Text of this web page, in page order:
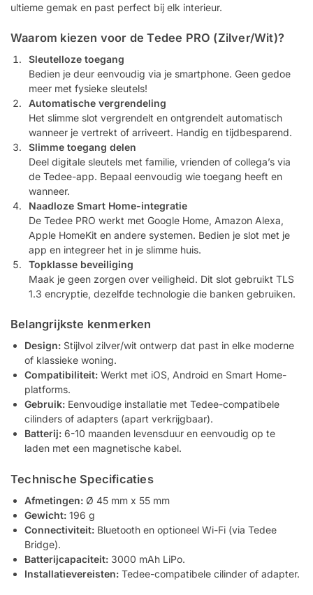
ultieme gemak en past perfect bij elk interieur.
Waarom kiezen voor de Tedee PRO (Zilver/Wit)?
Sleutelloze toegang
Bedien je deur eenvoudig via je smartphone. Geen gedoe
meer met fysieke sleutels!
Automatische vergrendeling
Het slimme slot vergrendelt en ontgrendelt automatisch
wanneer je vertrekt of arriveert. Handig en tijdbesparend.
Slimme toegang delen
Deel digitale sleutels met familie, vrienden of collega’s via
de Tedee-app. Bepaal eenvoudig wie toegang heeft en
wanneer.
Naadloze Smart Home-integratie
De Tedee PRO werkt met Google Home, Amazon Alexa,
Apple HomeKit en andere systemen. Bedien je slot met je
app en integreer het in je slimme huis.
Topklasse beveiliging
Maak je geen zorgen over veiligheid. Dit slot gebruikt TLS
1.3 encryptie, dezelfde technologie die banken gebruiken.
Belangrijkste kenmerken
Design: Stijlvol zilver/wit ontwerp dat past in elke moderne
of klassieke woning.
Compatibiliteit: Werkt met iOS, Android en Smart Home-
platforms.
Gebruik: Eenvoudige installatie met Tedee-compatibele
cilinders of adapters (apart verkrijgbaar).
Batterij: 6-10 maanden levensduur en eenvoudig op te
laden met een magnetische kabel.
Technische Specificaties
Afmetingen: Ø 45 mm x 55 mm
Gewicht: 196 g
Connectiviteit: Bluetooth en optioneel Wi-Fi (via Tedee
Bridge).
Batterijcapaciteit: 3000 mAh LiPo.
Installatievereisten: Tedee-compatibele cilinder of adapter.